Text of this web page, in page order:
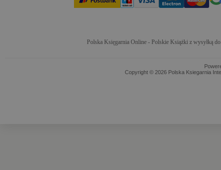
Polska Księgarnia Online - Polskie Książki z wysyłką
Copyright © 2026 Polska Ksiegarnia